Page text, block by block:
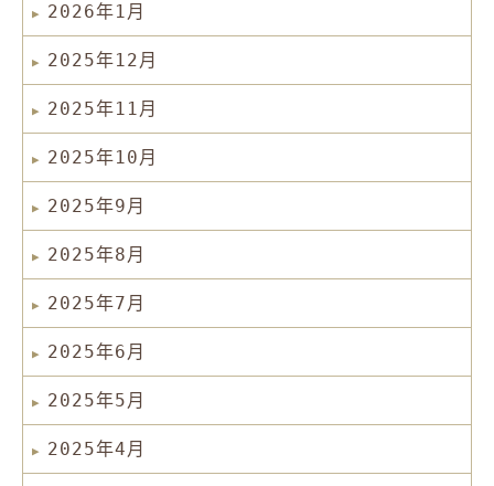
2026年1月
2025年12月
2025年11月
2025年10月
2025年9月
2025年8月
2025年7月
2025年6月
2025年5月
2025年4月